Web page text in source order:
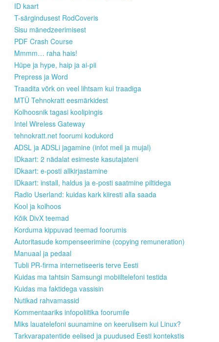
ID kaart
T-särgindusest RodCoveris
Sisu mänedzeerimisest
PDF Crash Course
Mmmm… raha hais!
Hüpe ja hype, haip ja ai-pii
Prepress ja Word
Traadita võrk on veel lihtsam kui traadiga
MTÜ Tehnokratt eesmärkidest
Kolhoosnik tagasi koolipingis
Intel Wireless Gateway
tehnokratt.net foorumi kodukord
ADSL ja ADSLi jagamine (infot meil ja mujal)
IDkaart: 2 nädalat esimeste kasutajateni
IDkaart: e-posti allkirjastamine
IDkaart: install, haldus ja e-posti saatmine piltidega
Radio Userland: kuidas kark kiiresti alla saada
Kool ja kolhoos
Kõik DivX teemad
Korduma kippuvad teemad foorumis
Autoritasude kompenseerimine (copying remuneration)
Manuaal ja pedaal
Tubli PR-firma internetiseeris terve Eesti
Kuidas ma tahtsin Samsungi mobiiltelefoni testida
Kuidas ma faktidega vassisin
Nutikad rahvamassid
Kommentaariks infopoliitika foorumile
Miks lauatelefoni suunamine on keerulisem kui Linux?
Tarkvarapatentide eelised ja puudused Eesti kontekstis